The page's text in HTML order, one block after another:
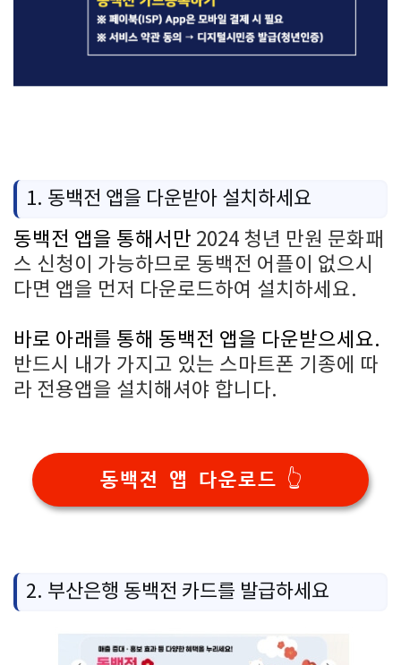
1. 동백전 앱을 다운받아 설치하세요
동백전 앱을 통해서만 2024 청년 만원 문화패
스 신청이 가능하므로 동백전 어플이 없으시
다면 앱을 먼저 다운로드하여 설치하세요.
바로 아래를 통해 동백전 앱을 다운받으세요.
반드시 내가 가지고 있는 스마트폰 기종에 따
라 전용앱을 설치해셔야 합니다.
동백전 앱 다운로드 👆
2. 부산은행 동백전 카드를 발급하세요